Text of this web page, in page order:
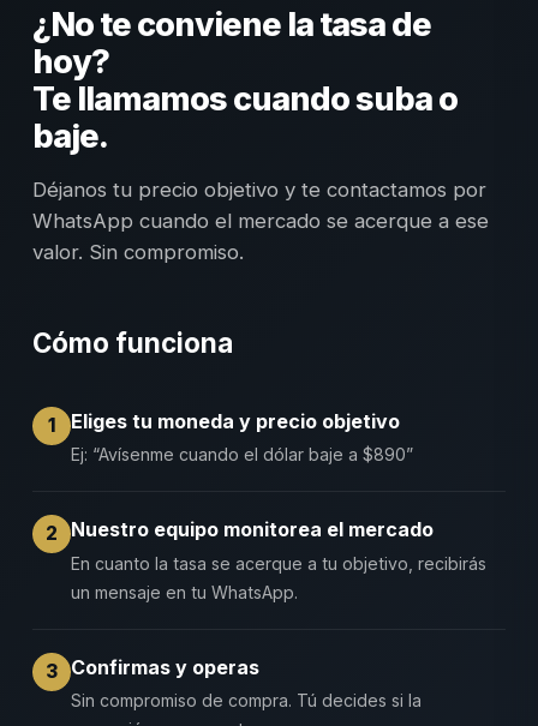
¿No te conviene la tasa de
hoy?
Te llamamos cuando suba o
baje.
Déjanos tu precio objetivo y te contactamos por
WhatsApp cuando el mercado se acerque a ese
valor. Sin compromiso.
Cómo funciona
1 Eliges tu moneda y precio objetivo
Ej: “Avísenme cuando el dólar baje a $890”
2 Nuestro equipo monitorea el mercado
En cuanto la tasa se acerque a tu objetivo, recibirás
un mensaje en tu WhatsApp.
3 Confirmas y operas
Sin compromiso de compra. Tú decides si la